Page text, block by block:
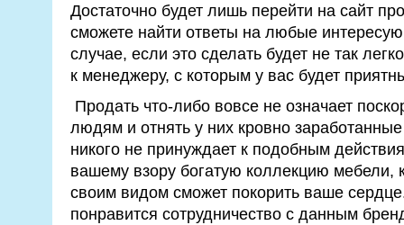
Достаточно будет лишь перейти на сайт
сможете найти ответы на любые
случае, если это сделать будет не так
к менеджеру, с которым у вас будет
Продать что-либо вовсе не означает
людям и отнять у них кровно
никого не принуждает к подобным
вашему взору богатую коллекцию мебели,
своим видом сможет покорить ваше
понравится сотрудничество с данным